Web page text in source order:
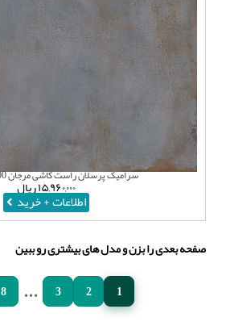
سرامیک پرسلان راست کاشی مرجان 100*100 Rust
۱۵,۹۶۰,۰۰۰ریال
اطلاعات + خرید
صفحه بعدی را بزن و مدل های بیشتری رو ببین
1
2
3
...
8